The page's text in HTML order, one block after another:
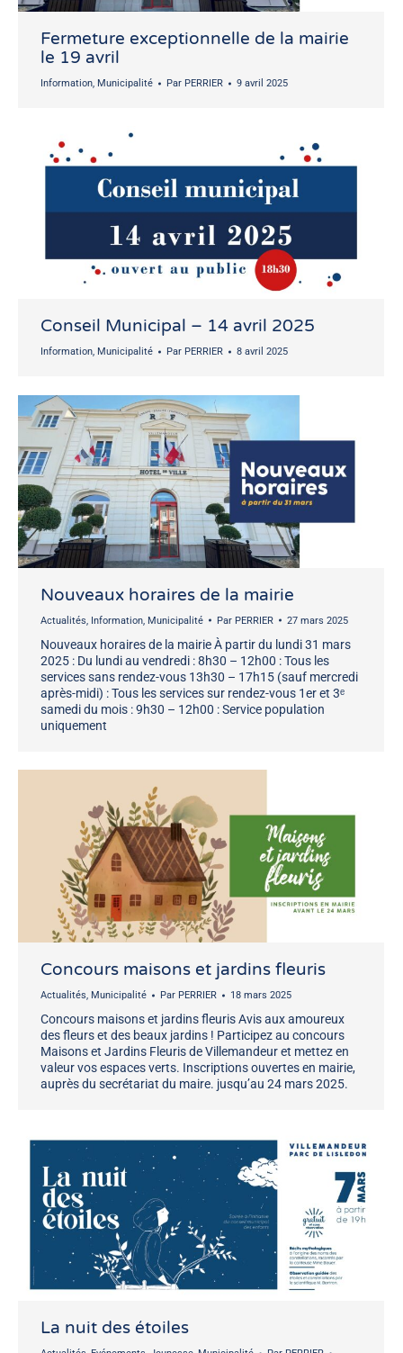
Fermeture exceptionnelle de la mairie
le 19 avril
Information, Municipalité Par PERRIER 9 avril 2025
Conseil Municipal – 14 avril 2025
Information, Municipalité Par PERRIER 8 avril 2025
Nouveaux horaires de la mairie
Actualités, Information, Municipalité Par PERRIER 27 mars 2025
Nouveaux horaires de la mairie À partir du lundi 31 mars
2025 : Du lundi au vendredi : 8h30 – 12h00 : Tous les
services sans rendez-vous 13h30 – 17h15 (sauf mercredi
après-midi) : Tous les services sur rendez-vous 1er et 3ᵉ
samedi du mois : 9h30 – 12h00 : Service population
uniquement
Concours maisons et jardins fleuris
Actualités, Municipalité Par PERRIER 18 mars 2025
Concours maisons et jardins fleuris Avis aux amoureux
des fleurs et des beaux jardins ! Participez au concours
Maisons et Jardins Fleuris de Villemandeur et mettez en
valeur vos espaces verts. Inscriptions ouvertes en mairie,
auprès du secrétariat du maire. jusqu’au 24 mars 2025.
La nuit des étoiles